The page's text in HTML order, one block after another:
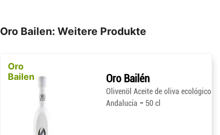
Oro Bailen: Weitere Produkte
Oro
Bailen
Oro Bailén
Olivenöl Aceite de oliva ecológico
Andalucía - 50 cl